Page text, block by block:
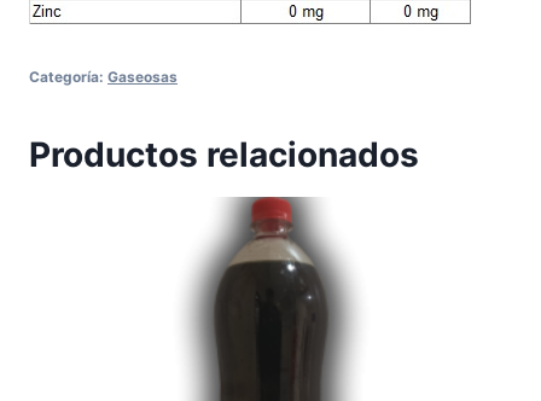
Categoría: Gaseosas
Productos relacionados